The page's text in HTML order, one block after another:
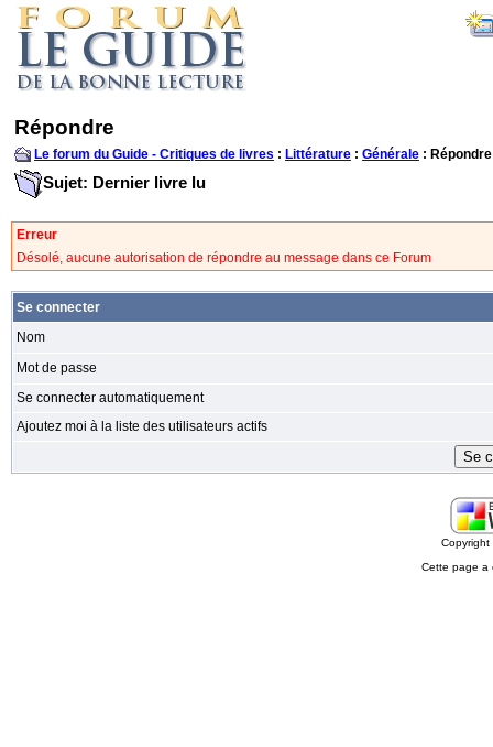
Répondre
Le forum du Guide - Critiques de livres : Littérature : Générale : Répondre
Sujet: Dernier livre lu
Erreur
Désolé, aucune autorisation de répondre au message dans ce Forum
Se connecter
Nom
Mot de passe
Se connecter automatiquement
Ajoutez moi à la liste des utilisateurs actifs
Cette page a